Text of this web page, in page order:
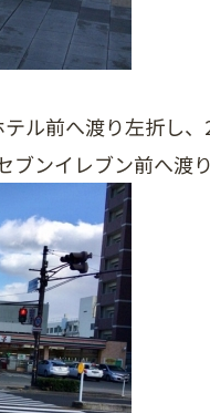
ル前へ渡り左折し
ンイレブン前へ渡り